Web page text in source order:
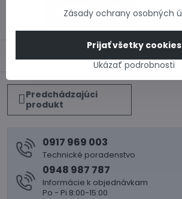
Popis
Predchádzajúci
produkt
0917 969 003
Technické poradenstvo
0948 987 787
Informácie k objednávkam
Po - Pi 8:00-15:00
Zásady ochrany osobných
Ukázať podrobnosti
Prijať všetky cookies